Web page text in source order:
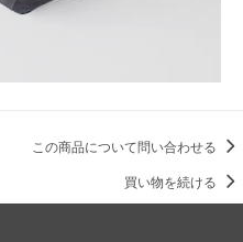
この商品について問い合わせる
買い物を続ける